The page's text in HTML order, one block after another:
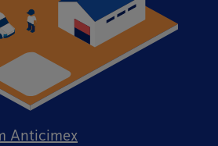
Anticimex